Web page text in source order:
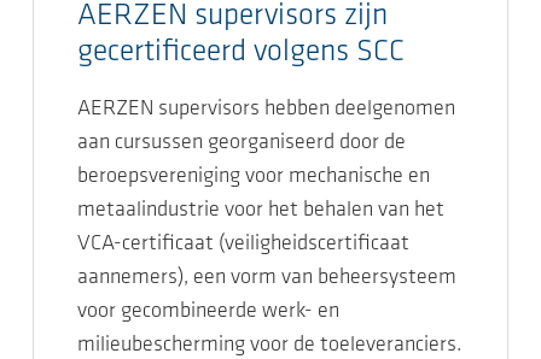
AERZEN supervisors zijn
gecertificeerd volgens SCC
AERZEN supervisors hebben deelgenomen
aan cursussen georganiseerd door de
beroepsvereniging voor mechanische en
metaalindustrie voor het behalen van het
VCA-certificaat (veiligheidscertificaat
aannemers), een vorm van beheersysteem
voor gecombineerde werk- en
milieubescherming voor de toeleveranciers.